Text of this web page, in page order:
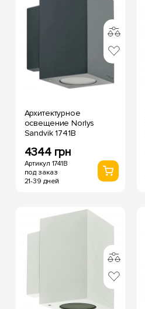
Архитектурное
освещение Norlys
Sandvik 1741B
4344 грн
Артикул 1741B
под заказ
21-39 дней